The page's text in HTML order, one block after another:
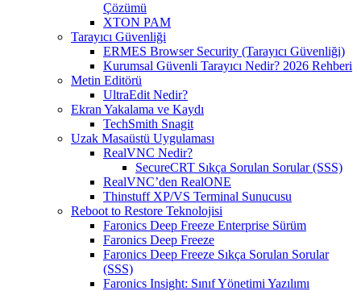
Çözümü
XTON PAM
Tarayıcı Güvenliği
ERMES Browser Security (Tarayıcı Güvenliği)
Kurumsal Güvenli Tarayıcı Nedir? 2026 Rehberi
Metin Editörü
UltraEdit Nedir?
Ekran Yakalama ve Kaydı
TechSmith Snagit
Uzak Masaüstü Uygulaması
RealVNC Nedir?
SecureCRT Sıkça Sorulan Sorular (SSS)
RealVNC’den RealONE
Thinstuff XP/VS Terminal Sunucusu
Reboot to Restore Teknolojisi
Faronics Deep Freeze Enterprise Sürüm
Faronics Deep Freeze
Faronics Deep Freeze Sıkça Sorulan Sorular
(SSS)
Faronics Insight: Sınıf Yönetimi Yazılımı